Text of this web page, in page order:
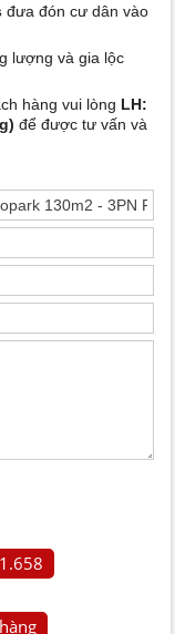
đưa đón cư dân vào
lượng và gia lộc
hàng vui lòng LH:
để được tư vấn và